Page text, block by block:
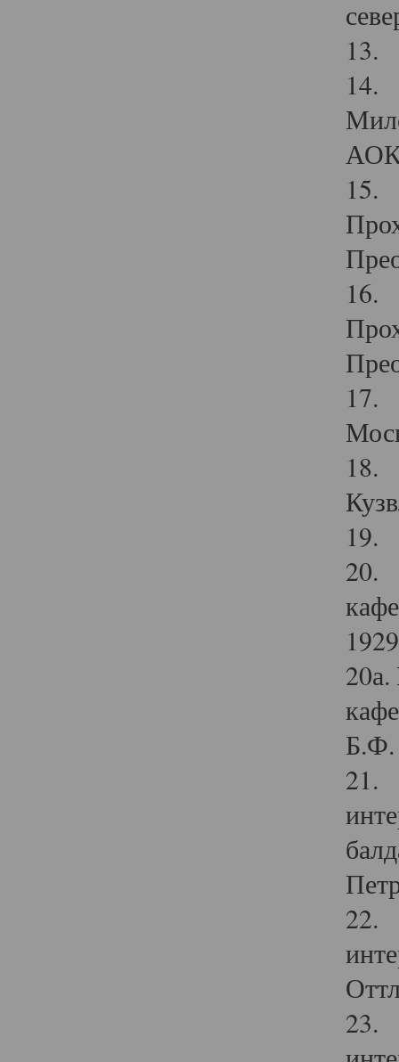
13.
14.
15.
16.
17.
18.
19.
20.
Б.Ф.
21.
22.
23.